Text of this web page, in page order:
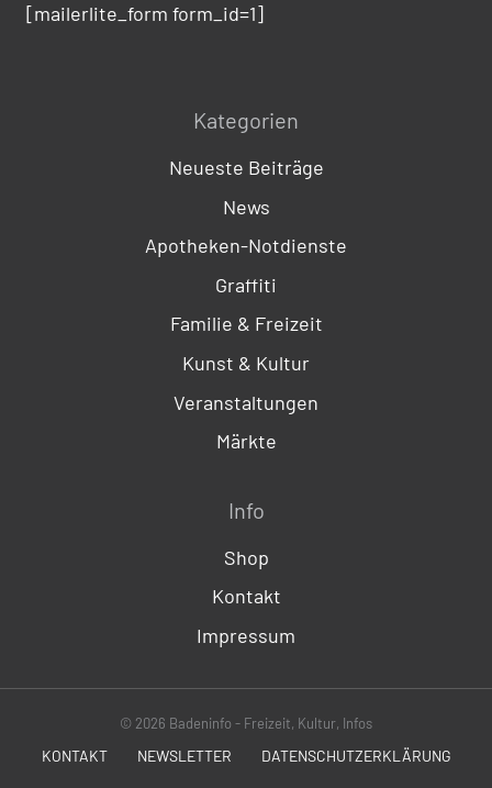
[mailerlite_form form_id=1]
Kategorien
Neueste Beiträge
News
Apotheken-Notdienste
Graffiti
Familie & Freizeit
Kunst & Kultur
Veranstaltungen
Märkte
Info
Shop
Kontakt
Impressum
© 2026 Badeninfo - Freizeit, Kultur, Infos
KONTAKT NEWSLETTER DATENSCHUTZERKLÄRUNG